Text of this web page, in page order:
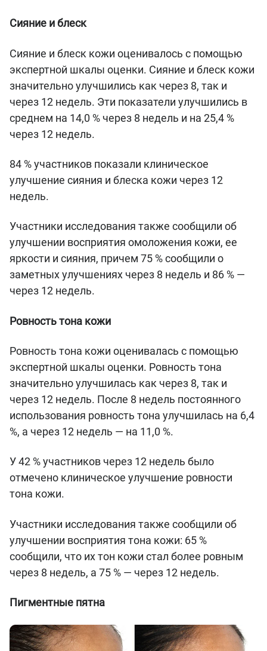
Сияние и блеск
Сияние и блеск кожи оценивалось с помощью
экспертной шкалы оценки. Сияние и блеск кожи
значительно улучшились как через 8, так и
через 12 недель. Эти показатели улучшились в
среднем на 14,0 % через 8 недель и на 25,4 %
через 12 недель.
84 % участников показали клиническое
улучшение сияния и блеска кожи через 12
недель.
Участники исследования также сообщили об
улучшении восприятия омоложения кожи, ее
яркости и сияния, причем 75 % сообщили о
заметных улучшениях через 8 недель и 86 % —
через 12 недель.
Ровность тона кожи
Ровность тона кожи оценивалась с помощью
экспертной шкалы оценки. Ровность тона
значительно улучшилась как через 8, так и
через 12 недель. После 8 недель постоянного
использования ровность тона улучшилась на 6,4
%, а через 12 недель — на 11,0 %.
У 42 % участников через 12 недель было
отмечено клиническое улучшение ровности
тона кожи.
Участники исследования также сообщили об
улучшении восприятия тона кожи: 65 %
сообщили, что их тон кожи стал более ровным
через 8 недель, а 75 % — через 12 недель.
Пигментные пятна